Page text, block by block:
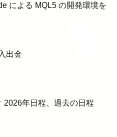
による MQL5 の開発環境を
出金
2026年日程、過去の日程